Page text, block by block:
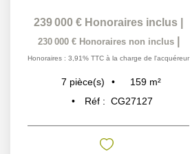
239 000 € Honoraires inclus
230 000 € Honoraires non inclus
Honoraires : 3,91% TTC à la charge de l'acquéreur
7 pièce(s) 159 m²
Réf : CG27127